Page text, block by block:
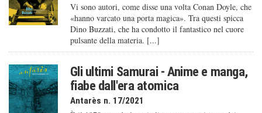
Vi sono autori, come disse una volta Conan Doyle, che
«hanno varcato una porta magica». Tra questi spicca
Dino Buzzati, che ha condotto il fantastico nel cuore
pulsante della materia. [...]
Gli ultimi Samurai - Anime e manga,
fiabe dall'era atomica
Antarès n. 17/2021